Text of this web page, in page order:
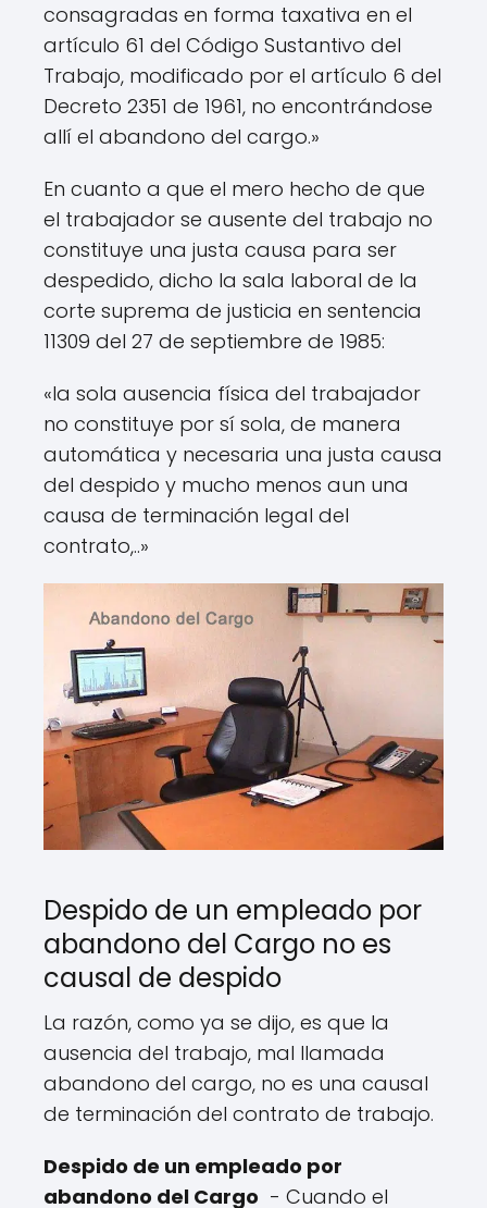
consagradas en forma taxativa en el
artículo 61 del Código Sustantivo del
Trabajo, modificado por el artículo 6 del
Decreto 2351 de 1961, no encontrándose
allí el abandono del cargo.»
En cuanto a que el mero hecho de que
el trabajador se ausente del trabajo no
constituye una justa causa para ser
despedido, dicho la sala laboral de la
corte suprema de justicia en sentencia
11309 del 27 de septiembre de 1985:
«la sola ausencia física del trabajador
no constituye por sí sola, de manera
automática y necesaria una justa causa
del despido y mucho menos aun una
causa de terminación legal del
contrato,..»
Despido de un empleado por
abandono del Cargo no es
causal de despido
La razón, como ya se dijo, es que la
ausencia del trabajo, mal llamada
abandono del cargo, no es una causal
de terminación del contrato de trabajo.
Despido de un empleado por
abandono del Cargo - Cuando el